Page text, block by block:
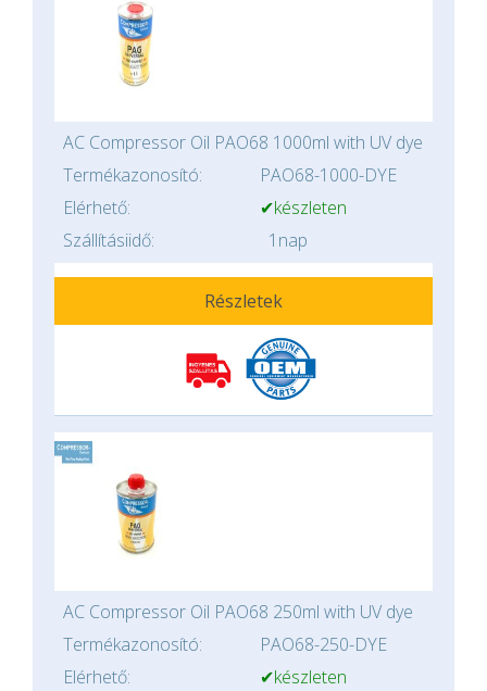
AC Compressor Oil PAO68 1000ml with UV dye
Termékazonosító:
PAO68-1000-DYE
Elérhető:
✔készleten
Szállításiidő:
1nap
Részletek
AC Compressor Oil PAO68 250ml with UV dye
Termékazonosító:
PAO68-250-DYE
Elérhető:
✔készleten